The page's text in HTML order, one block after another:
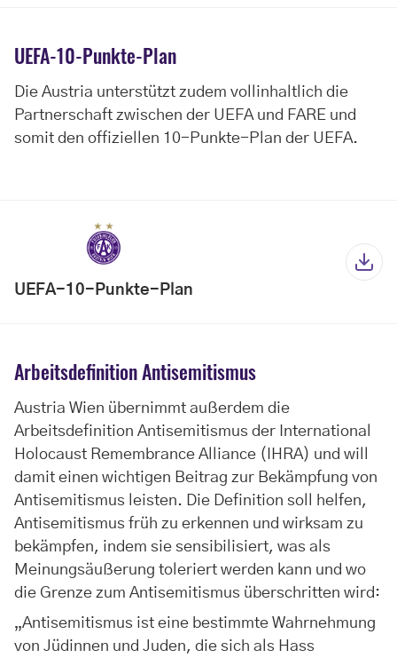
UEFA-10-Punkte-Plan
Die Austria unterstützt zudem vollinhaltlich die
Partnerschaft zwischen der UEFA und FARE und
somit den offiziellen 10-Punkte-Plan der UEFA.
UEFA-10-Punkte-Plan
Arbeitsdefinition Antisemitismus
Austria Wien übernimmt außerdem die
Arbeitsdefinition Antisemitismus der International
Holocaust Remembrance Alliance (IHRA) und will
damit einen wichtigen Beitrag zur Bekämpfung von
Antisemitismus leisten. Die Definition soll helfen,
Antisemitismus früh zu erkennen und wirksam zu
bekämpfen, indem sie sensibilisiert, was als
Meinungsäußerung toleriert werden kann und wo
die Grenze zum Antisemitismus überschritten wird:
„Antisemitismus ist eine bestimmte Wahrnehmung
von Jüdinnen und Juden, die sich als Hass